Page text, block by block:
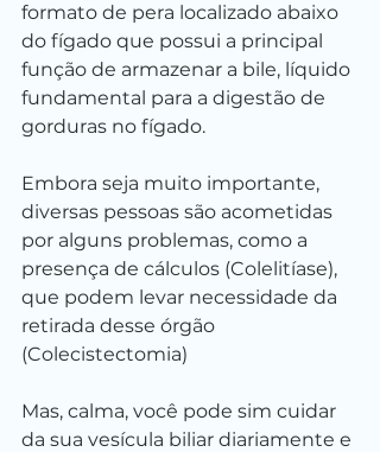
formato de pera localizado abaixo
do fígado que possui a principal
função de armazenar a bile, líquido
fundamental para a digestão de
gorduras no fígado.
Embora seja muito importante,
diversas pessoas são acometidas
por alguns problemas, como a
presença de cálculos (Colelitíase),
que podem levar necessidade da
retirada desse órgão
(Colecistectomia)
Mas, calma, você pode sim cuidar
da sua vesícula biliar diariamente e